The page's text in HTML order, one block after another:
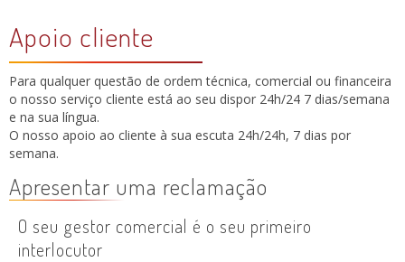
Apoio cliente
Para qualquer questão de ordem técnica, comercial ou financeira
o nosso serviço cliente está ao seu dispor 24h/24 7 dias/semana
e na sua língua.
O nosso apoio ao cliente à sua escuta 24h/24h, 7 dias por
semana.
Apresentar uma reclamação
O seu gestor comercial é o seu primeiro
interlocutor